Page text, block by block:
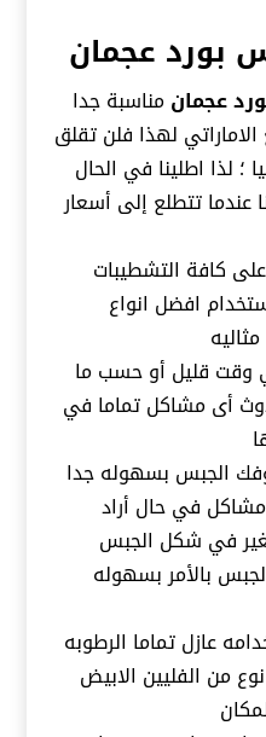
بورد عجمان
عجمان مناسبة جدا
لهذا فلن تقلق
؛ لذا اطلينا في الحال
تتطلع إلى أسعار
كافة التشطيبات
افضل انواع
وقت قليل أو حسب ما
أى مشاكل تماما في
الجبس بسهوله جدا
في حال أراد
في شكل الجبس
بالأمر بسهوله
عازل تماما الرطوبه
من الفليين الابيض